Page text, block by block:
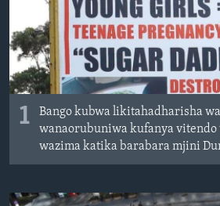
1
Bango kubwa likitahadharisha
wanaorubuniwa kufanya vitendo
wazima katika barabara mjini